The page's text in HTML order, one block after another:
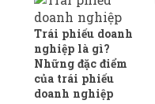
Trái phiếu doanh
nghiệp là gì?
Những đặc điểm
của trái phiếu
doanh nghiệp